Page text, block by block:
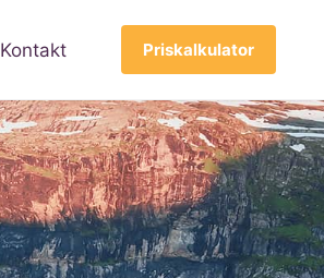
Kontakt Priskalkulator